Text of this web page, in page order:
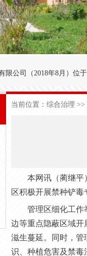
限公司（2018年8月 ） 位
坐标为北纬47°35′～
河与八五九农场为界；西
高东南低。属于中温湿润
均无霜期1
当前位置： 综合治理 >>
本网讯（蔺继平
区积极开展禁种铲
管理区细化工作
边等重点隐蔽区域开
滋生蔓延。同时，管
识、种植危害及禁毒